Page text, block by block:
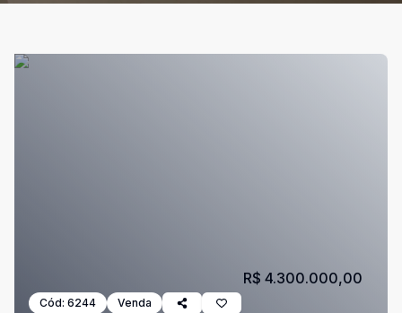
Cód: 6244 Venda
R$ 4.300.000,00